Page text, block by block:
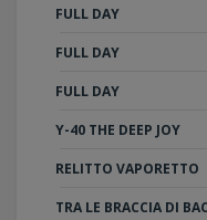
FULL DAY
FULL DAY
FULL DAY
Y-40 THE DEEP JOY
RELITTO VAPORETTO
TRA LE BRACCIA DI